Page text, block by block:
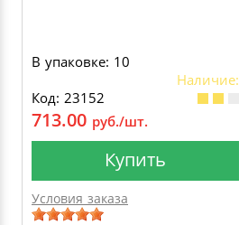
В упаковке: 10
Наличие:
Код: 23152
713.00 руб./шт.
Купить
Условия заказа